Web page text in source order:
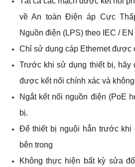
về An toàn Điện áp Cực
Nguồn điện (LPS) theo IEC /
Chỉ sử dụng cáp Ethernet được
Trước khi sử dụng thiết bị, hãy
được kết nối chính xác và
Ngắt kết nối nguồn điện (PoE
bị.
Để thiết bị nguội hẳn trước khi
bên trong
Không thực hiện bất kỳ sửa